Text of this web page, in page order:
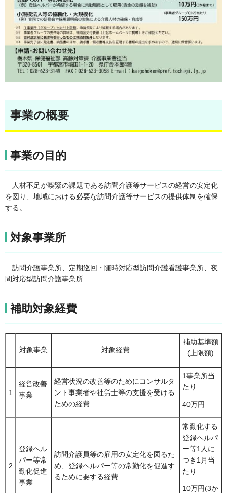
事業の概要
事業の目的
人材不足が喫緊の課題である訪問介護等サービスの経営の安定化
を図り、地域における必要な訪問介護等サービスの提供体制を確保
する。
対象事業所
訪問介護事業所、定期巡回・随時対応型訪問介護看護事業所、夜
間対応型訪問介護事業所
補助対象経費
対象事業 対象経費
補助基準額
(上限額)
1
経営改善
事業
経営状況の改善等のためにコンサルタ
ント事業者や社労士等の支援を受ける
ための経費
1事業所当
たり
40万円
2
登録ヘル
パー等常
勤化促進
事業
訪問介護員等の雇用の安定化を図るた
め、登録ヘルパー等の常勤化を促進す
るために要する経費
常勤化する
登録ヘルパ
ー等1人に
つき1月当
たり
10万円(3か